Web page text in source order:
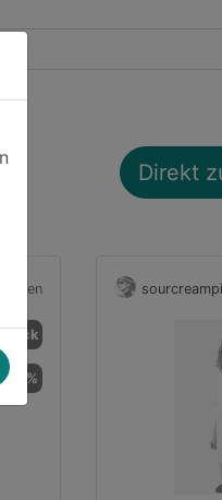
Direkt
-46%